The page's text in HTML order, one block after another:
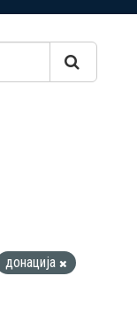
донација